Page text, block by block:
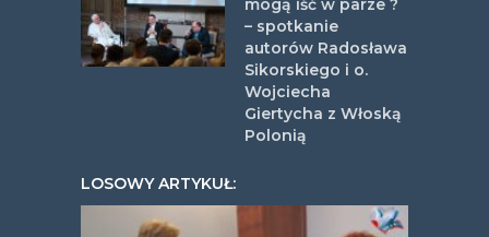
mogą iść w parze ?
– spotkanie
autorów Radosława
Sikorskiego i o.
Wojciecha
Giertycha z Włoską
Polonią
LOSOWY ARTYKUŁ: